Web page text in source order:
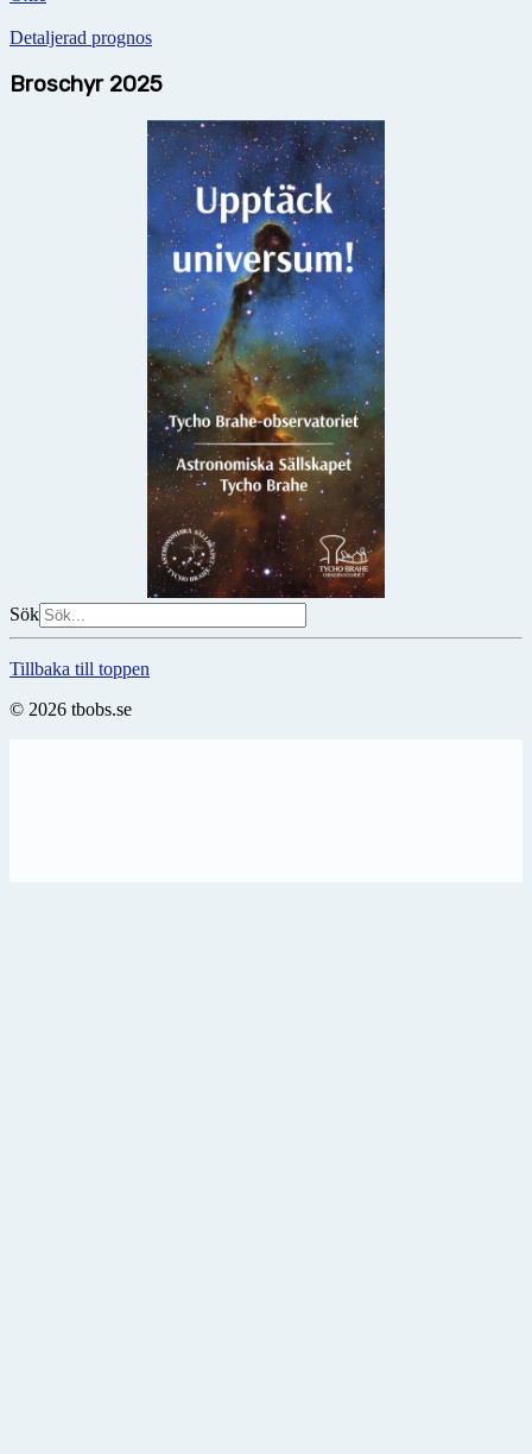
Detaljerad prognos
Broschyr 2025
Sök
Tillbaka till toppen
© 2026 tbobs.se